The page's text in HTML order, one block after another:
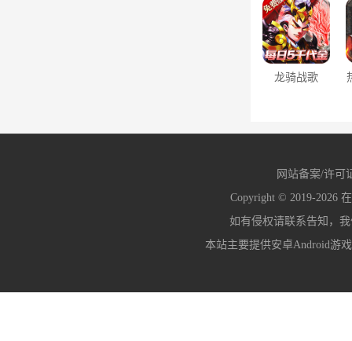
免费版）
龙骑战歌
网站备案/许可
Copyright © 2019-2026
如有侵权请联系告知，
本站主要提供安卓Android游